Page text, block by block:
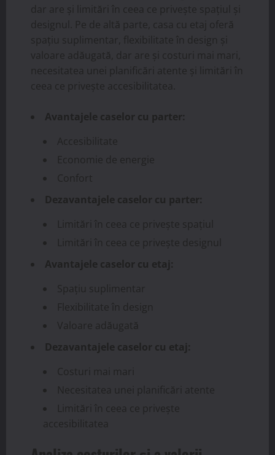
dar are și limitări în ceea ce privește spațiul și
designul. Pe de altă parte, casa cu etaj oferă
spațiu suplimentar, flexibilitate în design și
valoare adăugată, dar are și costuri mai mari,
necesitatea unei planificări atente și limitări în
ceea ce privește accesibilitatea.
Avantajele caselor cu parter:
Accesibilitate
Economie de energie
Confort
Dezavantajele caselor cu parter:
Limitări în ceea ce privește spațiul
Limitări în ceea ce privește designul
Avantajele caselor cu etaj:
Spațiu suplimentar
Flexibilitate în design
Valoare adăugată
Dezavantajele caselor cu etaj:
Costuri mai mari
Necesitatea unei planificări atente
Limitări în ceea ce privește
accesibilitatea